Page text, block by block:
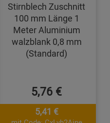
Stirnblech Zuschnitt
100 mm Länge 1
Meter Aluminium
walzblank 0,8 mm
(Standard)
5,76 €
5,41 €